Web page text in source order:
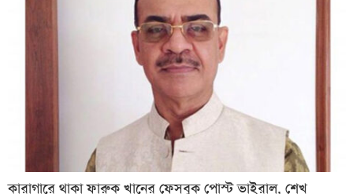
কারাগারে থাকা ফারুক খানের ফেসবুক পোস্ট ভাইরাল, শেখ